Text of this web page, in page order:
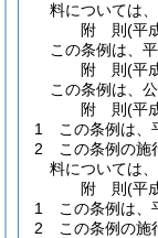
料については
附 則(平
この条例は、
附 則(平
この条例は、
附 則(平
1
この条例は、
2
この条例の施
料については
附 則(平
1
この条例は、
2
この条例の施